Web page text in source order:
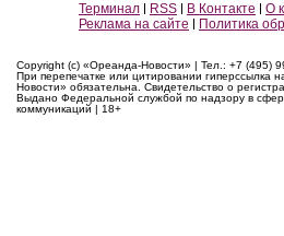
Терминал RSS В Контакте О
Реклама на сайте
Политика
Copyright (c) «Ореанда-Новости» | Тел.: +7 (495)
При перепечатке или цитировании гиперссылка
Новости» обязательна. Свидетельство о
Выдано Федеральной службой по надзору в
коммуникаций | 18+